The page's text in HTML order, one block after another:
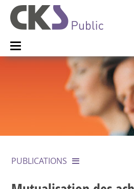
PUBLICATIONS